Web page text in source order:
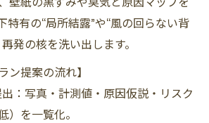
特有の“局所結露”や“風の回らない背
発の核を洗い出します。
ン提案の流れ】
：写真・計測値・原因仮説・リスク
）を一覧化。